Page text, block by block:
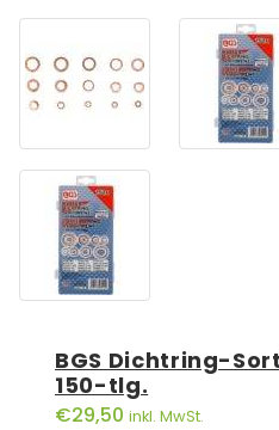
BGS Dichtring-
150-tlg.
€29,50 inkl. MwSt.